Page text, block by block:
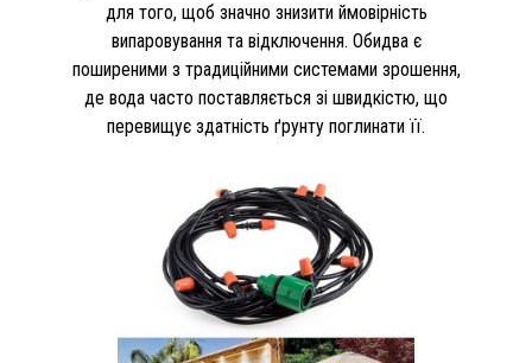
для того, щоб значно знизити ймовірність
випаровування та відключення. Обидва є
поширеними з традиційними системами зрошення,
де вода часто поставляється зі швидкістю, що
перевищує здатність ґрунту поглинати її.